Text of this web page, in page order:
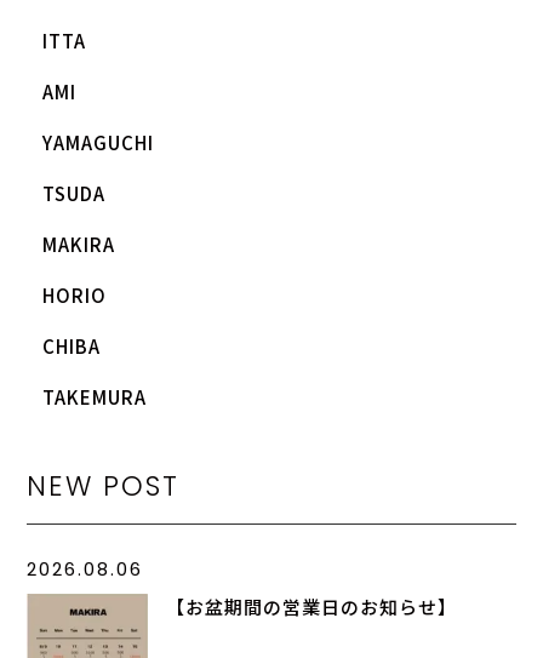
ITTA
AMI
YAMAGUCHI
TSUDA
MAKIRA
HORIO
CHIBA
TAKEMURA
NEW POST
2026.08.06
【お盆期間の営業日のお知らせ】